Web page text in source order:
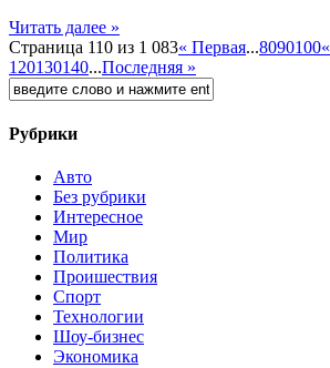
Читать далее »
Страница 110 из 1 083« Первая...8090100«
120130140...Последняя »
Рубрики
Авто
Без рубрики
Интересное
Мир
Политика
Проишествия
Спорт
Технологии
Шоу-бизнес
Экономика